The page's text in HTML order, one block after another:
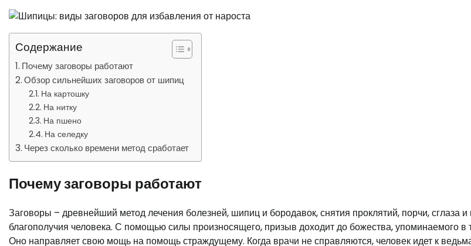
Содержание
Почему заговоры работают
Обзор сильнейших заговоров от шипиц
На картошку
На нитку
На пшено
На селедку
Через сколько времени метод сработает
Почему заговоры работают
Заговоры – древнейший метод лечения болезней, шипиц и бородавок, снятия проклятий, порчи, сглаза
благополучия человека. С помощью силы произносящего, призыв доходит до божества, упоминаемого в
Оно направляет свою мощь на помощь страждущему. Когда врачи не справляются, человек идет к